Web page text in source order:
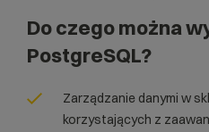
Do czego można
PostgreSQL?
Zarządzanie danymi w
korzystających z